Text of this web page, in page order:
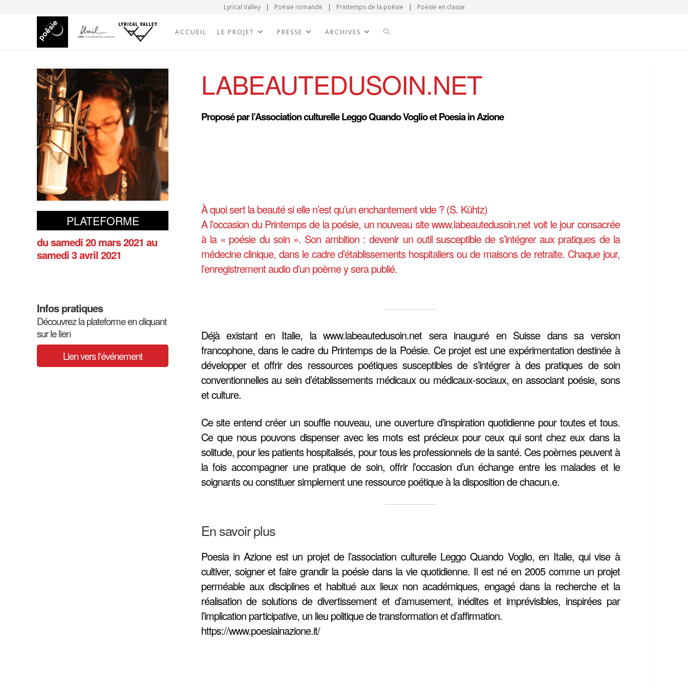
Lyrical Valley | Poésie romande | Printemps de la poésie | Poésie en classe
ACCUEIL LE PROJET PRESSE ARCHIVES
PLATEFORME
du samedi 20 mars 2021 au
samedi 3 avril 2021
Infos pratiques
Découvrez la plateforme en cliquant
sur le lien
Lien vers l'événement
LABEAUTEDUSOIN.NET
Proposé par l’Association culturelle Leggo Quando Voglio et Poesia in Azione
À quoi sert la beauté si elle n’est qu’un enchantement vide ? (S. Kühtz)
A l’occasion du Printemps de la poésie, un nouveau site www.labeautedusoin.net voit le jour consacrée
à la « poésie du soin ». Son ambition : devenir un outil susceptible de s’intégrer aux pratiques de la
médecine clinique, dans le cadre d’établissements hospitaliers ou de maisons de retraite. Chaque jour,
l’enregistrement audio d’un poème y sera publié.
Déjà existant en Italie, la www.labeautedusoin.net sera inauguré en Suisse dans sa version
francophone, dans le cadre du Printemps de la Poésie. Ce projet est une expérimentation destinée à
développer et offrir des ressources poétiques susceptibles de s’intégrer à des pratiques de soin
conventionnelles au sein d’établissements médicaux ou médicaux-sociaux, en associant poésie, sons
et culture.
Ce site entend créer un souffle nouveau, une ouverture d’inspiration quotidienne pour toutes et tous.
Ce que nous pouvons dispenser avec les mots est précieux pour ceux qui sont chez eux dans la
solitude, pour les patients hospitalisés, pour tous les professionnels de la santé. Ces poèmes peuvent à
la fois accompagner une pratique de soin, offrir l’occasion d’un échange entre les malades et le
soignants ou constituer simplement une ressource poétique à la disposition de chacun.e.
En savoir plus
Poesia in Azione est un projet de l’association culturelle Leggo Quando Voglio, en Italie, qui vise à
cultiver, soigner et faire grandir la poésie dans la vie quotidienne. Il est né en 2005 comme un projet
perméable aux disciplines et habitué aux lieux non académiques, engagé dans la recherche et la
réalisation de solutions de divertissement et d’amusement, inédites et imprévisibles, inspirées par
l’implication participative, un lieu politique de transformation et d’affirmation.
https://www.poesiainazione.it/